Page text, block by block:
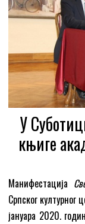
У
књиге
Манифестација
Српског културног
јануара 2020.